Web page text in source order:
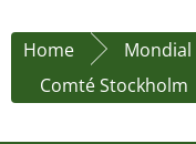
Home Mondial
Comté Stockholm